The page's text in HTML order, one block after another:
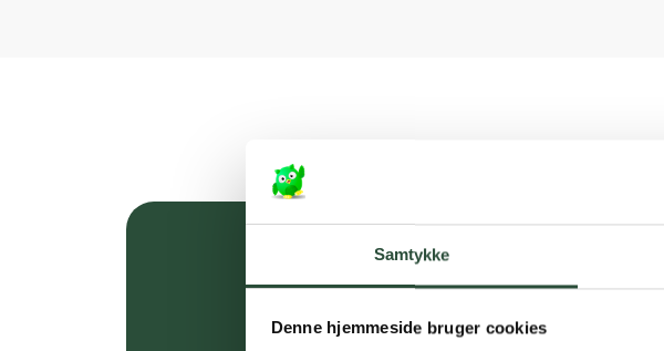
Samtykke
Denne hjemmeside bruger cookies